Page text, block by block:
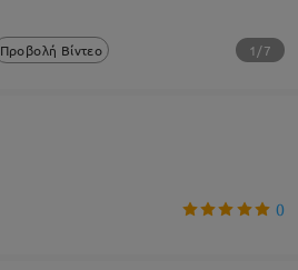
Προβολή Βίντεο 1/7
0